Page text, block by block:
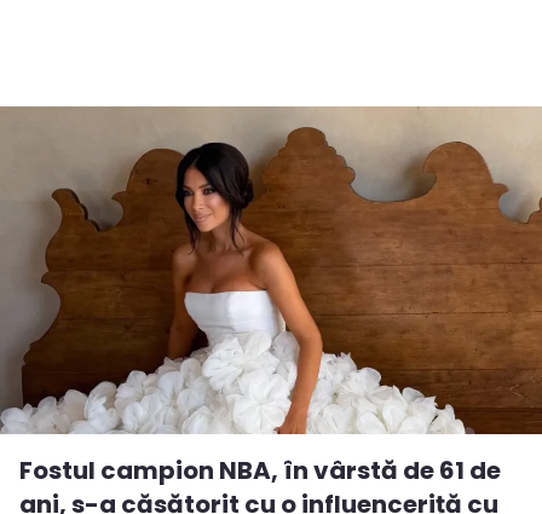
Fostul campion NBA, în vârstă de 61 de
ani, s-a căsătorit cu o influenceriță cu